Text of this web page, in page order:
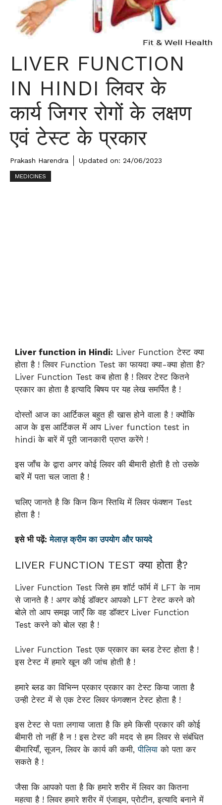
LIVER FUNCTION
IN HINDI लिवर के
कार्य जिगर रोगों के लक्षण
एवं टेस्ट के प्रकार
Prakash Harendra Updated on: 24/06/2023
MEDICINES
Liver function in Hindi: Liver Function टेस्ट क्या
होता है ! लिवर Function Test का फायदा क्या-क्या होता है?
Liver Function Test कब होता है ! लिवर टेस्ट कितने
प्रकार का होता है इत्यादि बिषय पर यह लेख समर्पित है !
दोस्तों आज का आर्टिकल बहुत ही खास होने वाला है ! क्योंकि
आज के इस आर्टिकल में आप Liver function test in
hindi के बारें में पूरी जानकारी प्राप्त करेंगे !
इस जाँच के द्वारा अगर कोई लिवर की बीमारी होती है तो उसके
बारें में पता चल जाता है !
चलिए जानते है कि किन किन स्तिथि में लिवर फंक्शन Test
होता है !
इसे भी पढ़ें:मेलाज़ क्रीम का उपयोग और फायदे
LIVER FUNCTION TEST क्या होता है?
Liver Function Test जिसे हम शॉर्ट फॉर्म में LFT के नाम
से जानते है ! अगर कोई डॉक्टर आपको LFT टेस्ट करने को
बोले तो आप समझ जाएँ कि वह डॉक्टर Liver Function
Test करने को बोल रहा है !
Liver Function Test एक प्रकार का ब्लड टेस्ट होता है !
इस टेस्ट में हमारे खून की जांच होती है !
हमारे ब्लड का विभिन्न प्रकार प्रकार का टेस्ट किया जाता है
उन्ही टेस्ट में से एक टेस्ट लिवर फंगक्शन टेस्ट होता है !
इस टेस्ट से पता लगाया जाता है कि हमे किसी प्रकार की कोई
बीमारी तो नहीं है न ! इस टेस्ट की मदद से हम लिवर से संबंधित
बीमारियाँ, सूजन, लिवर के कार्य की कमी,पीलिया को पता कर
सकते है !
जैसा कि आपको पता है कि हमारे शरीर में लिवर का कितना
महत्वा है ! लिवर हमारे शरीर में एंजाइम, प्रोटीन, इत्यादि बनाने में